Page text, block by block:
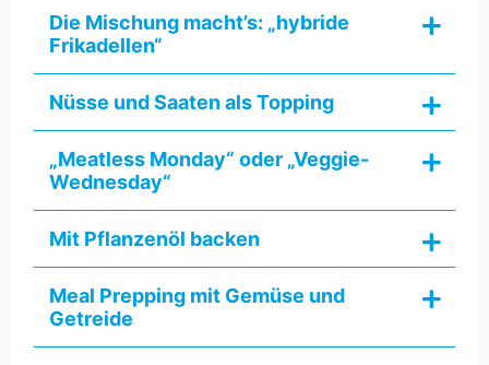
Die Mischung macht’s: „hybride
Frikadellen“
Nüsse und Saaten als Topping
„Meatless Monday“ oder „Veggie-
Wednesday“
Mit Pflanzenöl backen
Meal Prepping mit Gemüse und
Getreide